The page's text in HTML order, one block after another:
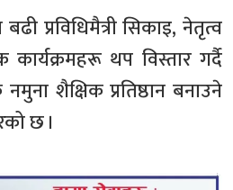
प्रविधिमैत्री सिकाइ, नेतृत्व
थप विस्तार गर्दै
शैक्षिक प्रतिष्ठान बनाउने
छ ।